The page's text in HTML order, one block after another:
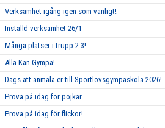
Verksamhet igång igen som vanligt!
Inställd verksamhet 26/1
Många platser i trupp 2-3!
Alla Kan Gympa!
Dags att anmäla er till Sportlovsgympaskola 2026!
Prova på idag för pojkar
Prova på idag för flickor!